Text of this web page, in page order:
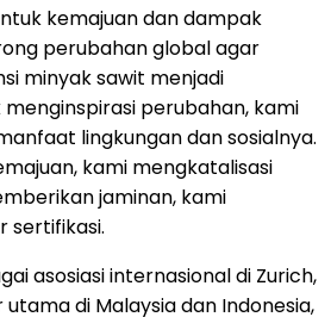
kemajuan dan dampak
perubahan global agar
minyak sawit menjadi
perubahan, kami
lingkungan dan sosialnya.
kami mengkatalisasi
jaminan, kami
sertifikasi.
asosiasi internasional di Zurich,
di Malaysia dan Indonesia,